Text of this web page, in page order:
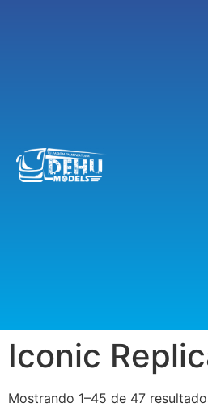
Iconic
Mostrando 1–45 de 47